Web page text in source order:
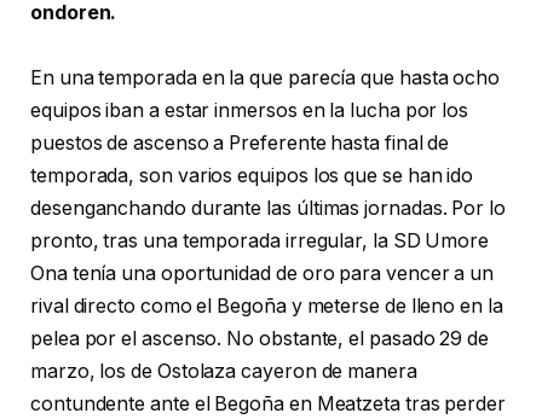
ondoren.
En una temporada en la que parecía que hasta ocho
equipos iban a estar inmersos en la lucha por los
puestos de ascenso a Preferente hasta final de
temporada, son varios equipos los que se han ido
desenganchando durante las últimas jornadas. Por lo
pronto, tras una temporada irregular, la SD Umore
Ona tenía una oportunidad de oro para vencer a un
rival directo como el Begoña y meterse de lleno en la
pelea por el ascenso. No obstante, el pasado 29 de
marzo, los de Ostolaza cayeron de manera
contundente ante el Begoña en Meatzeta tras perder